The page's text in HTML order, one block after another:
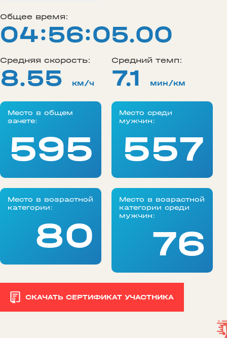
Общее время:
04:56:05.00
Средняя скорость:
8.55 км/ч
Средний темп:
7.1 мин/км
Место в общем
зачете:
595
Место среди
мужчин:
557
Место в возрастной
категории:
80
Место в возрастной
категории среди
мужчин:
76
СКАЧАТЬ СЕРТИФИКАТ УЧАСТНИКА